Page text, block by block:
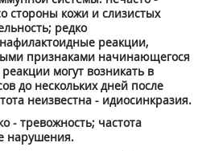
стороны кожи и слизистых
редко
реакции,
признаками начинающегося
могут возникать в
до нескольких дней после
неизвестна - идиосинкразия.
- тревожность; частота
нарушения.